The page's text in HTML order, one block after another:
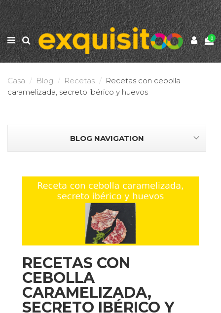
0
Casa Blog Recetas
Recetas con cebolla
caramelizada, secreto ibérico y huevos
BLOG NAVIGATION
RECETAS CON
CEBOLLA
CARAMELIZADA,
SECRETO IBÉRICO Y